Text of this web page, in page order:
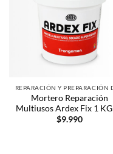
Mortero Reparación
Multiusos Ardex Fix 1 KG
$9.990